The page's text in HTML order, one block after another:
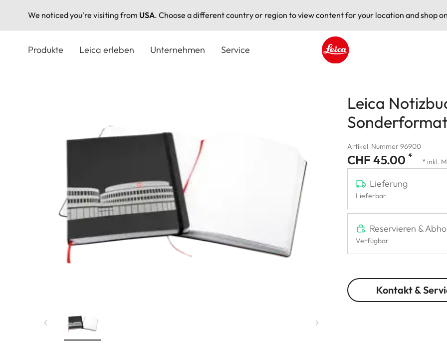
We noticed you're visiting from USA. Choose a different country or region to view content for your location and shop
Produkte Leica erleben Unternehmen Service
Leica
Sonderformat
Artikel-Nummer 96900
CHF 45.00 * * inkl.
Lieferung
Lieferbar
Reservieren &
Verfügbar
Kontakt &